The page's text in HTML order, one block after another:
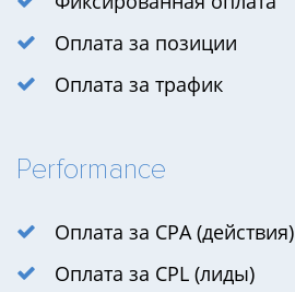
Оплата за позиции
Оплата за трафик
Performance
Оплата за CPA (действия)
Оплата за CPL (лиды)